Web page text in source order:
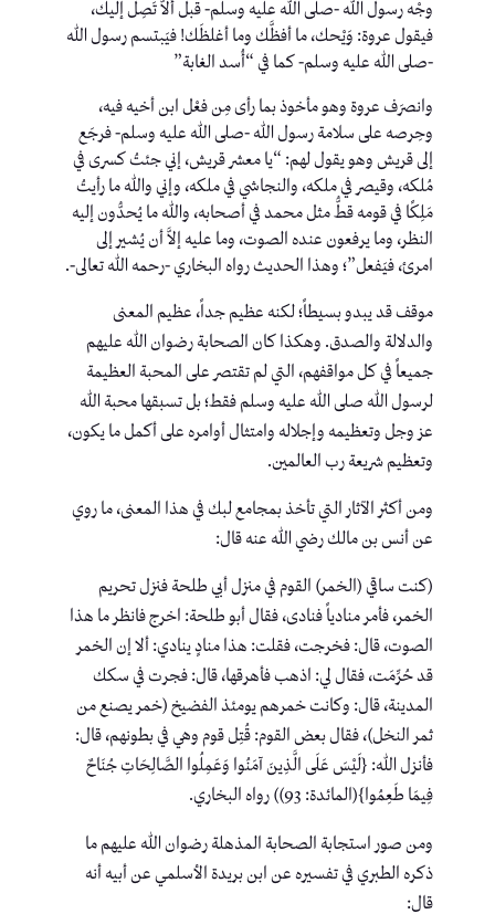
وجْه رسول الله -صلى الله عليه وسلم- قبل ألاَّ تَصِل إليك،
فيقول عروة: وَيْحك، ما أفظَّك وما أغلظَك! فيَبتسم رسول الله
-صلى الله عليه وسلم- كما في “أُسد الغابة”
وانصرَف عروة وهو مأخوذ بما رأى مِن فعْل ابن أخيه فيه،
وحِرصه على سلامة رسول الله -صلى الله عليه وسلم- فرجَع
إلى قريش وهو يقول لهم: “يا معشر قريش، إني جئتُ كسرى في
مُلكه، وقيصر في ملكه، والنجاشي في ملكه، وإني والله ما رأيتُ
مَلِكًا في قومه قطُّ مثل محمد في أصحابه، والله ما يُحدُّون إليه
النظر، وما يرفعون عنده الصوت، وما عليه إلاَّ أن يُشير إلى
امرئ، فيَفعل”؛ وهذا الحديث رواه البخاري -رحمه الله تعالى-.
موقف قد يبدو بسيطاً؛ لكنه عظيم جداً، عظيم المعنى
والدلالة والصدق. وهكذا كان الصحابة رضوان الله عليهم
جميعاً في كل مواقفهم، التي لم تقتصر على المحبة العظيمة
لرسول الله صلى الله عليه وسلم فقط؛ بل تسبقها محبة الله
عز وجل وتعظيمه وإجلاله وامتثال أوامره على أكمل ما يكون،
وتعظيم شريعة رب العالمين.
ومن أكثر الآثار التي تأخذ بمجامع لبك في هذا المعنى، ما روي
عن أنس بن مالك رضي الله عنه قال:
(كنت ساقي (الخمر) القوم في منزل أبي طلحة فنزل تحريم
الخمر، فأمر منادياً فنادى، فقال أبو طلحة: اخرج فانظر ما هذا
الصوت، قال: فخرجت، فقلت: هذا منادٍ ينادي: ألا إن الخمر
قد حُرِّمَت، فقال لي: اذهب فأهرقها، قال: فجرت في سكك
المدينة، قال: وكانت خمرهم يومئذ الفضيخ (خمر يصنع من
ثمر النخل)، فقال بعض القوم: قُتِل قوم وهي في بطونهم، قال:
فأنزل الله: {لَيْسَ عَلَى الَّذِينَ آمَنُوا وَعَمِلُوا الصَّالِحَاتِ جُنَاحٌ
فِيمَا طَعِمُوا}(المائدة: 93)) رواه البخاري.
ومن صور استجابة الصحابة المذهلة رضوان الله عليهم ما
ذكره الطبري في تفسيره عن ابن بريدة الأسلمي عن أبيه أنه
قال: